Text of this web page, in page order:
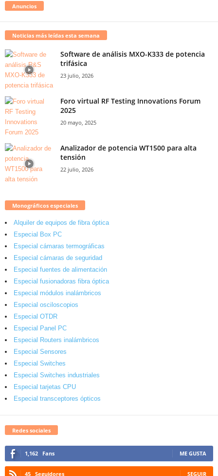
Anuncios
Noticias más leídas esta semana
Software de análisis MXO-K333 de potencia
trifásica
23 julio, 2026
Foro virtual RF Testing Innovations Forum
2025
20 mayo, 2025
Analizador de potencia WT1500 para alta
tensión
22 julio, 2026
Monográficos especiales
Alquiler de equipos de fibra óptica
Especial Box PC
Especial cámaras termográficas
Especial cámaras de seguridad
Especial fuentes de alimentación
Especial fusionadoras fibra óptica
Especial módulos inalámbricos
Especial osciloscopios
Especial OTDR
Especial Panel PC
Especial Routers inalámbricos
Especial Sensores
Especial Switches
Especial Switches industriales
Especial tarjetas CPU
Especial transceptores ópticos
Redes sociales
1,162 Fans ME GUSTA
45 Seguidores SEGUIR